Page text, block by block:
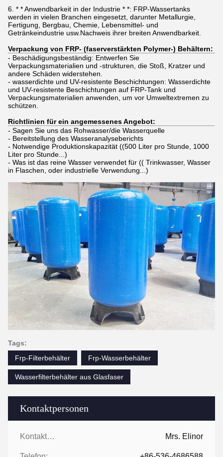
Kontaktpersonen
Kontaktpersonen: Mrs. Elinor
6. * * Anwendbarkeit in der Industrie * *: FRP-Wassertanks
werden in vielen Branchen eingesetzt, darunter Metallurgie,
Fertigung, Bergbau, Chemie, Lebensmittel- und
Getränkeindustrie usw.Nachweis ihrer breiten Anwendbarkeit.
Verpackung von FRP- (faserverstärkten Polymer-) Behältern:
- Beschädigungsbeständig: Entwerfen Sie
Verpackungsmaterialien und -strukturen, die Stoß, Kratzer und
andere Schäden widerstehen.
- wasserdichte und UV-resistente Beschichtungen: Wasserdichte
und UV-resistente Beschichtungen auf FRP-Tank und
Verpackungsmaterialien anwenden, um vor Umweltextremen zu
schützen.
Richtlinien für ein angemessenes Angebot:
- Sagen Sie uns das Rohwasser/die Wasserquelle
- Bereitstellung des Wasseranalyseberichts
- Notwendige Produktionskapazität ((500 Liter pro Stunde, 1000
Liter pro Stunde...)
- Was ist das reine Wasser verwendet für (( Trinkwasser, Wasser
in Flaschen, oder industrielle Verwendung...)
Tags:
Frp-Filterbehälter
Frp-Wasserbehälter
Wasserfilterbehälter aus Glasfaser